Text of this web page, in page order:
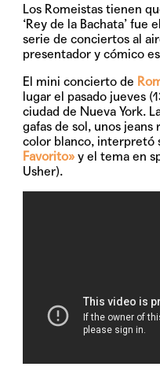
Los Romeistas tienen
‘Rey de la Bachata’
serie de conciertos al
presentador y cómico
El mini concierto de
lugar el pasado jueves
ciudad de Nueva York.
gafas de sol, unos jeans
color blanco, interpretó
Favorito» y el tema en
Usher).